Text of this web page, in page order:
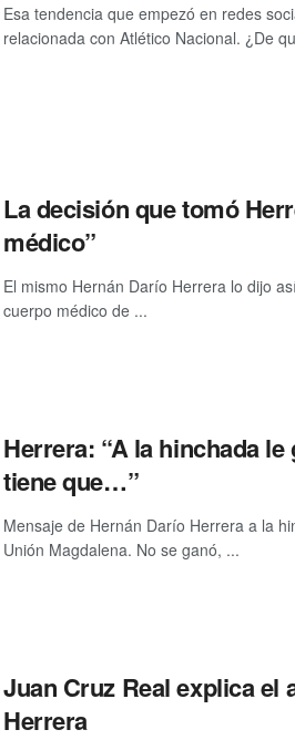
Esa tendencia que empezó en redes
relacionada con Atlético Nacional. ¿De
La decisión que tomó
médico”
El mismo Hernán Darío Herrera lo dijo
cuerpo médico de ...
Herrera: “A la hinchada
tiene que…”
Mensaje de Hernán Darío Herrera a la
Unión Magdalena. No se ganó, ...
Juan Cruz Real explica el
Herrera